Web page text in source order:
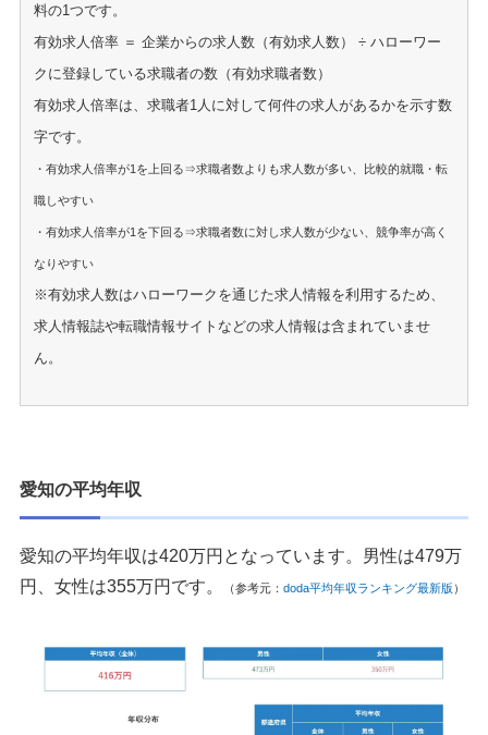
料の1つです。
有効求人倍率 ＝ 企業からの求人数（有効求人数） ÷ ハローワー
クに登録している求職者の数（有効求職者数）
有効求人倍率は、求職者1人に対して何件の求人があるかを示す数
字です。
・有効求人倍率が1を上回る⇒求職者数よりも求人数が多い、比較的就職・転
職しやすい
・有効求人倍率が1を下回る⇒求職者数に対し求人数が少ない、競争率が高く
なりやすい
※有効求人数はハローワークを通じた求人情報を利用するため、
求人情報誌や転職情報サイトなどの求人情報は含まれていませ
ん。
愛知の平均年収
愛知の平均年収は420万円となっています。男性は479万
円、女性は355万円です。
（参考元： doda平均年収ランキング最新版 ）